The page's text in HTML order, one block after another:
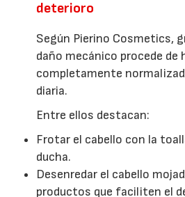
deterioro
Según Pierino Cosmetics,
daño mecánico procede de
completamente
diaria.
Entre ellos destacan:
Frotar el cabello con la
ducha.
Desenredar el cabello
productos que faciliten el